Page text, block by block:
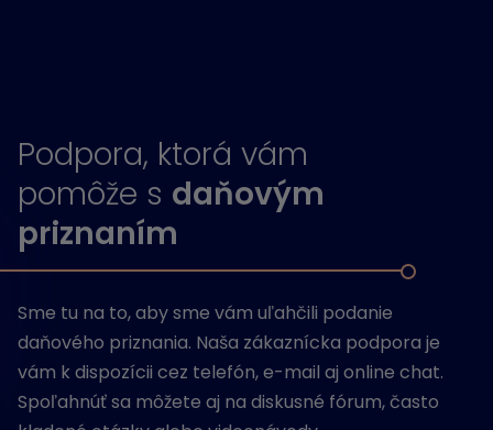
Podpora, ktorá vám
pomôže s daňovým
priznaním
Sme tu na to, aby sme vám uľahčili podanie
daňového priznania. Naša zákaznícka podpora je
vám k dispozícii cez telefón, e-mail aj online chat.
Spoľahnúť sa môžete aj na diskusné fórum, často